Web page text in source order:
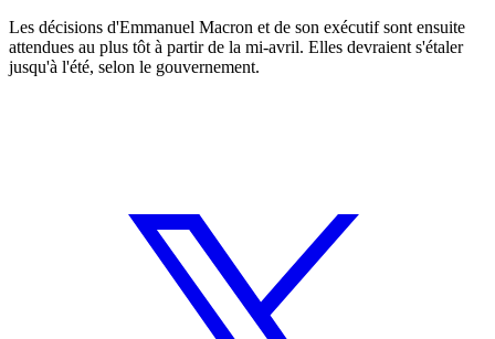
Les décisions d'Emmanuel Macron et de son exécutif sont ensuite
attendues au plus tôt à partir de la mi-avril. Elles devraient s'étaler
jusqu'à l'été, selon le gouvernement.